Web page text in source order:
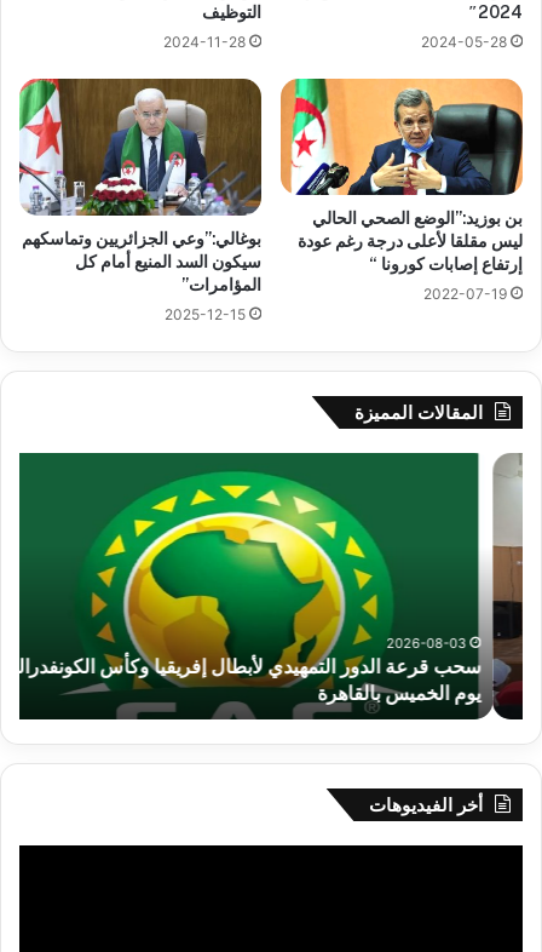
2024″
2024-05-28
التوظيف
2024-11-28
بن بوزيد:”الوضع الصحي الحالي
ليس مقلقا لأعلى درجة رغم عودة
إرتفاع إصابات كورونا “
2022-07-19
بوغالي:”وعي الجزائريين وتماسكهم
سيكون السد المنيع أمام كل
المؤامرات”
2025-12-15
المقالات المميزة
سحب
التمهيدي
لأبطال
الكونفدرالية
يوم
الخميس
بالقاهرة
2026-08-03
سحب قرعة الدور التمهيدي لأبطال إفريقيا وكأس الكونفدرالية
يوم الخميس بالقاهرة
أخر الفيديوهات